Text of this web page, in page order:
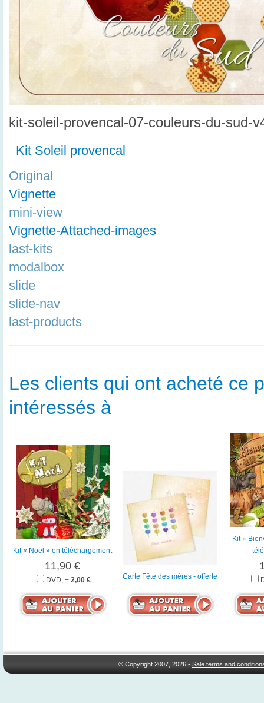
kit-soleil-provencal-07-couleurs-du-sud-
Kit Soleil provencal
Original
Vignette
mini-view
Vignette-Attached-images
last-kits
modalbox
slide
slide-nav
last-products
Les clients qui ont acheté ce
intéressés à
Kit « Noël » en téléchargement
11,90 €
DVD, + 2,00 € Carte Fête des mères - offerte
Kit «
© Copyright 2007, 2026 -Sale terms and